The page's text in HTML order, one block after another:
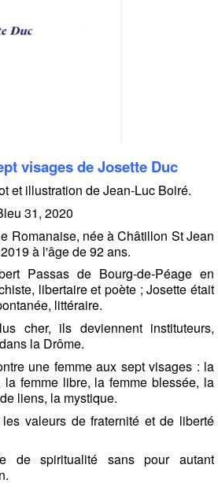
visages de Josette Duc
et illustration de Jean-Luc Boiré.
31, 2020
Romanaise, née à Châtillon St Jean
à l'âge de 92 ans.
Passas de Bourg-de-Péage en
libertaire et poète ; Josette était
littéraire.
cher, ils deviennent instituteurs,
la Drôme.
une femme aux sept visages : la
la femme libre, la femme blessée, la
liens, la mystique.
valeurs de fraternité et de liberté
de spiritualité sans pour autant